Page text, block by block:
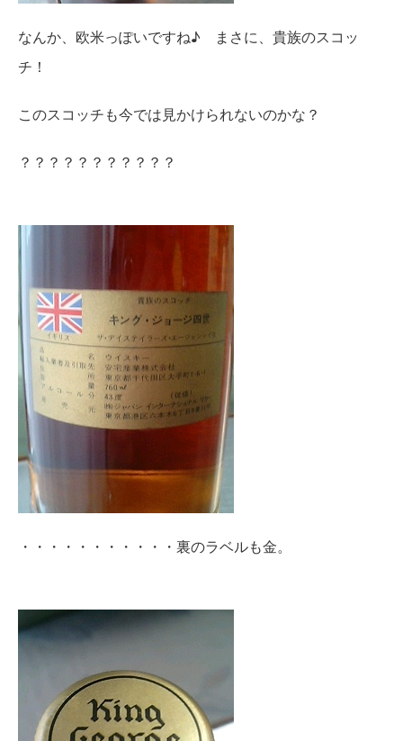
なんか、欧米っぽいですね♪ まさに、貴族のスコッ
チ！
このスコッチも今では見かけられないのかな？
？？？？？？？？？？？
・・・・・・・・・・・裏のラベルも金。